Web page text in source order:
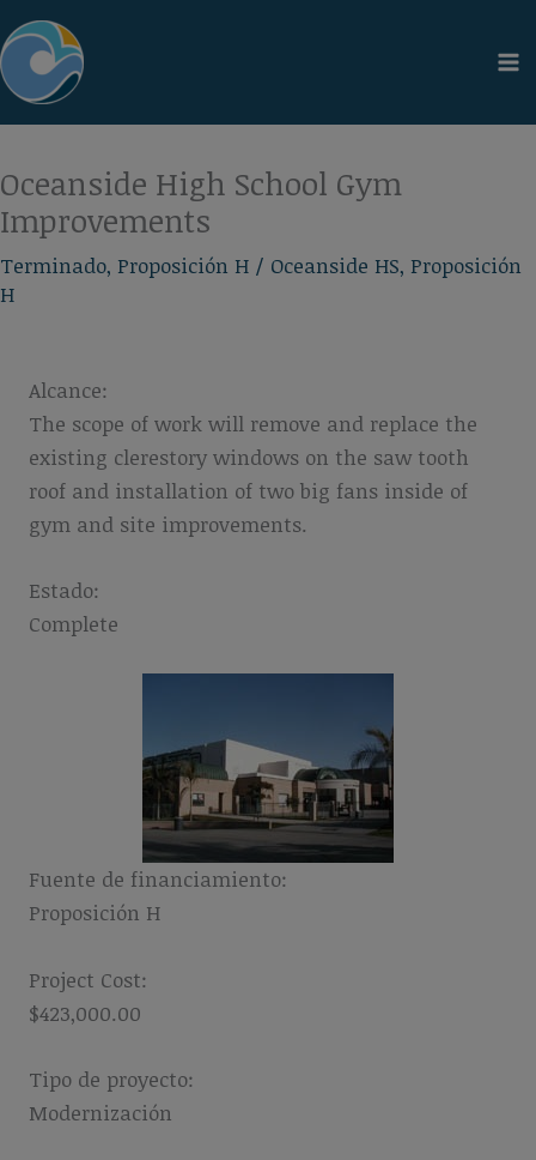
al
contenido
Oceanside High School Gym
Improvements
Terminado, Proposición H / Oceanside HS, Proposición
H
Alcance:
The scope of work will remove and replace the
existing clerestory windows on the saw tooth
roof and installation of two big fans inside of
gym and site improvements.
Estado:
Complete
Fuente de financiamiento:
Proposición H
Project Cost:
$423,000.00
Tipo de proyecto:
Modernización